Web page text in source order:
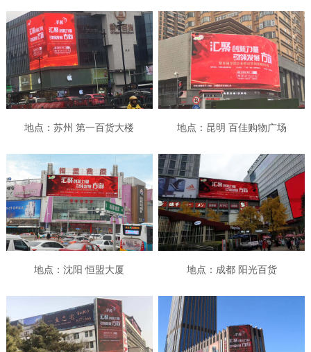
地点：苏州 第一百货大楼 地点：昆明 百佳购物广场
地点：沈阳 恒盟大厦 地点：成都 阳光百货